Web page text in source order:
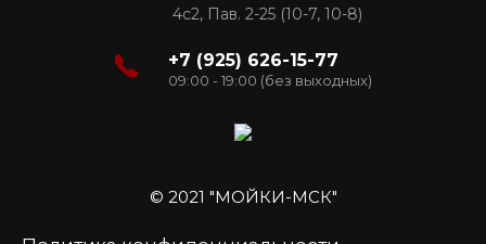
4с2, Пав. 2-25 (10-7, 10-8)
+7 (925) 626-15-77
09:00 - 19:00 (без выходных)
© 2021 "МОЙКИ-МСК"